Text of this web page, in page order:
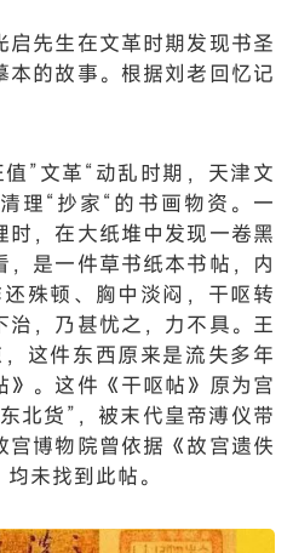
先生在文革时期发现书圣
的故事。根据刘老回忆记
”文革“动乱时期，天津文
理“抄家“的书画物资。一
，在大纸堆中发现一卷黑
是一件草书纸本书帖，内
殊顿、胸中淡闷，干呕转
，乃甚忧之，力不具。王
这件东西原来是流失多年
。这件《干呕帖》原为宫
北货”，被末代皇帝溥仪带
博物院曾依据《故宫遗佚
未找到此帖。